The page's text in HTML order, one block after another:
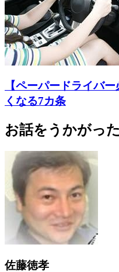
【ペーパードライバ
くなる7カ条
お話をうかがっ
佐藤徳孝